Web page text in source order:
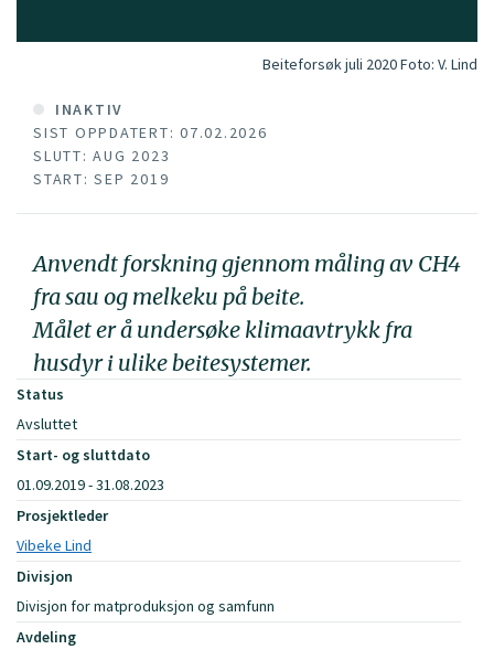
Beiteforsøk juli 2020Foto: V. Lind
INAKTIV
SIST OPPDATERT: 07.02.2026
SLUTT: AUG 2023
START: SEP 2019
Anvendt forskning gjennom måling av CH4
fra sau og melkeku på beite.
Målet er å undersøke klimaavtrykk fra
husdyr i ulike beitesystemer.
Status
Avsluttet
Start- og sluttdato
01.09.2019 - 31.08.2023
Prosjektleder
Vibeke Lind
Divisjon
Divisjon for matproduksjon og samfunn
Avdeling